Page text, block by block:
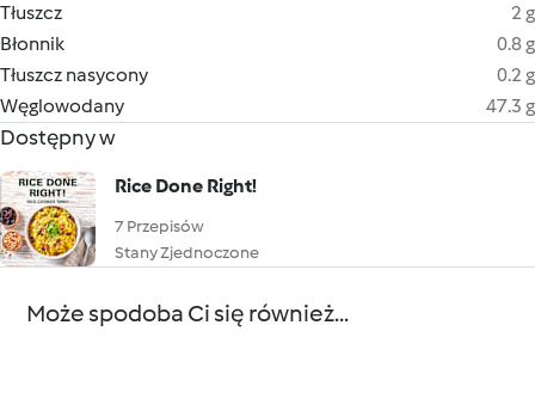
Tłuszcz
2 g
Błonnik
0.8 g
Tłuszcz nasycony
0.2 g
Węglowodany
47.3 g
Dostępny w
Rice Done Right!
7 Przepisów
Stany Zjednoczone
Może spodoba Ci się również...